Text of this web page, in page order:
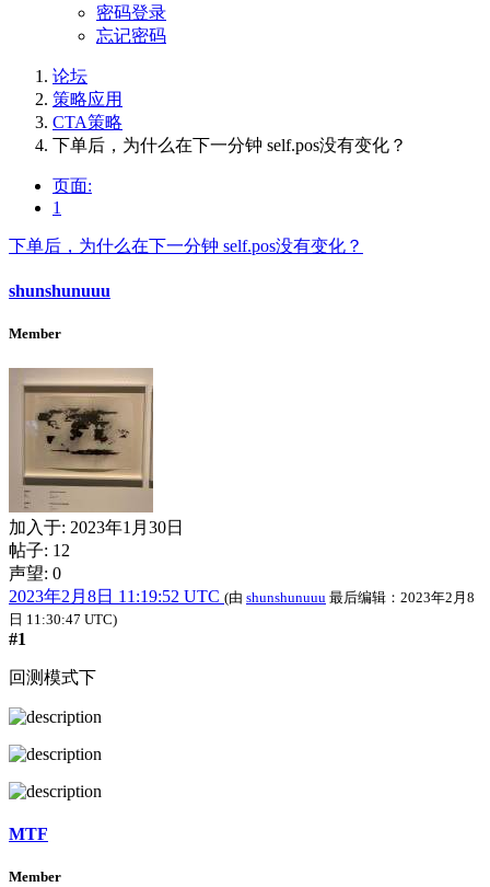
密码登录
忘记密码
论坛
策略应用
CTA策略
下单后，为什么在下一分钟 self.pos没有变化？
页面:
1
下单后，为什么在下一分钟 self.pos没有变化？
shunshunuuu
Member
加入于: 2023年1月30日
帖子: 12
声望: 0
2023年2月8日 11:19:52 UTC (由 shunshunuuu 最后编辑： 2023年2月8
日 11:30:47 UTC)
#1
回测模式下
MTF
Member